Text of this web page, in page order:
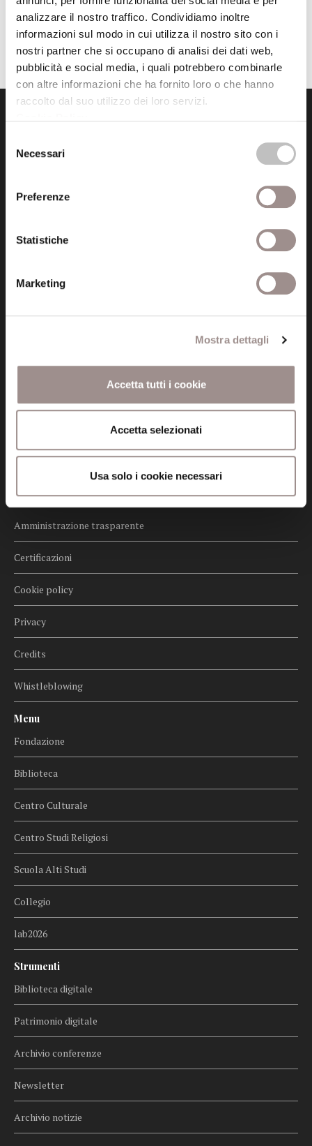
analizzare il nostro traffico. Condividiamo inoltre
informazioni sul modo in cui utilizza il nostro sito con i
nostri partner che si occupano di analisi dei dati web,
pubblicità e social media, i quali potrebbero combinarle
con altre informazioni che ha fornito loro o che hanno
raccolto dal suo utilizzo dei loro servizi.
delNecessari
Preferenze
Statistiche
Marketing
Mostra dettagli
Accetta tutti i cookie
Accetta selezionati
Usa solo i cookie necessari
Anno recensione1995
Recensito daStefano Suozzi
Fondazione Collegio San Carlo
info@fondazionesancarlo.it
Amministrazione trasparente
Certificazioni
Cookie policy
Privacy
Credits
Whistleblowing
Menu
Fondazione
Biblioteca
Centro Culturale
Centro Studi Religiosi
Scuola Alti Studi
Collegio
lab2026
Strumenti
Biblioteca digitale
Patrimonio digitale
Archivio conferenze
Newsletter
Archivio notizie